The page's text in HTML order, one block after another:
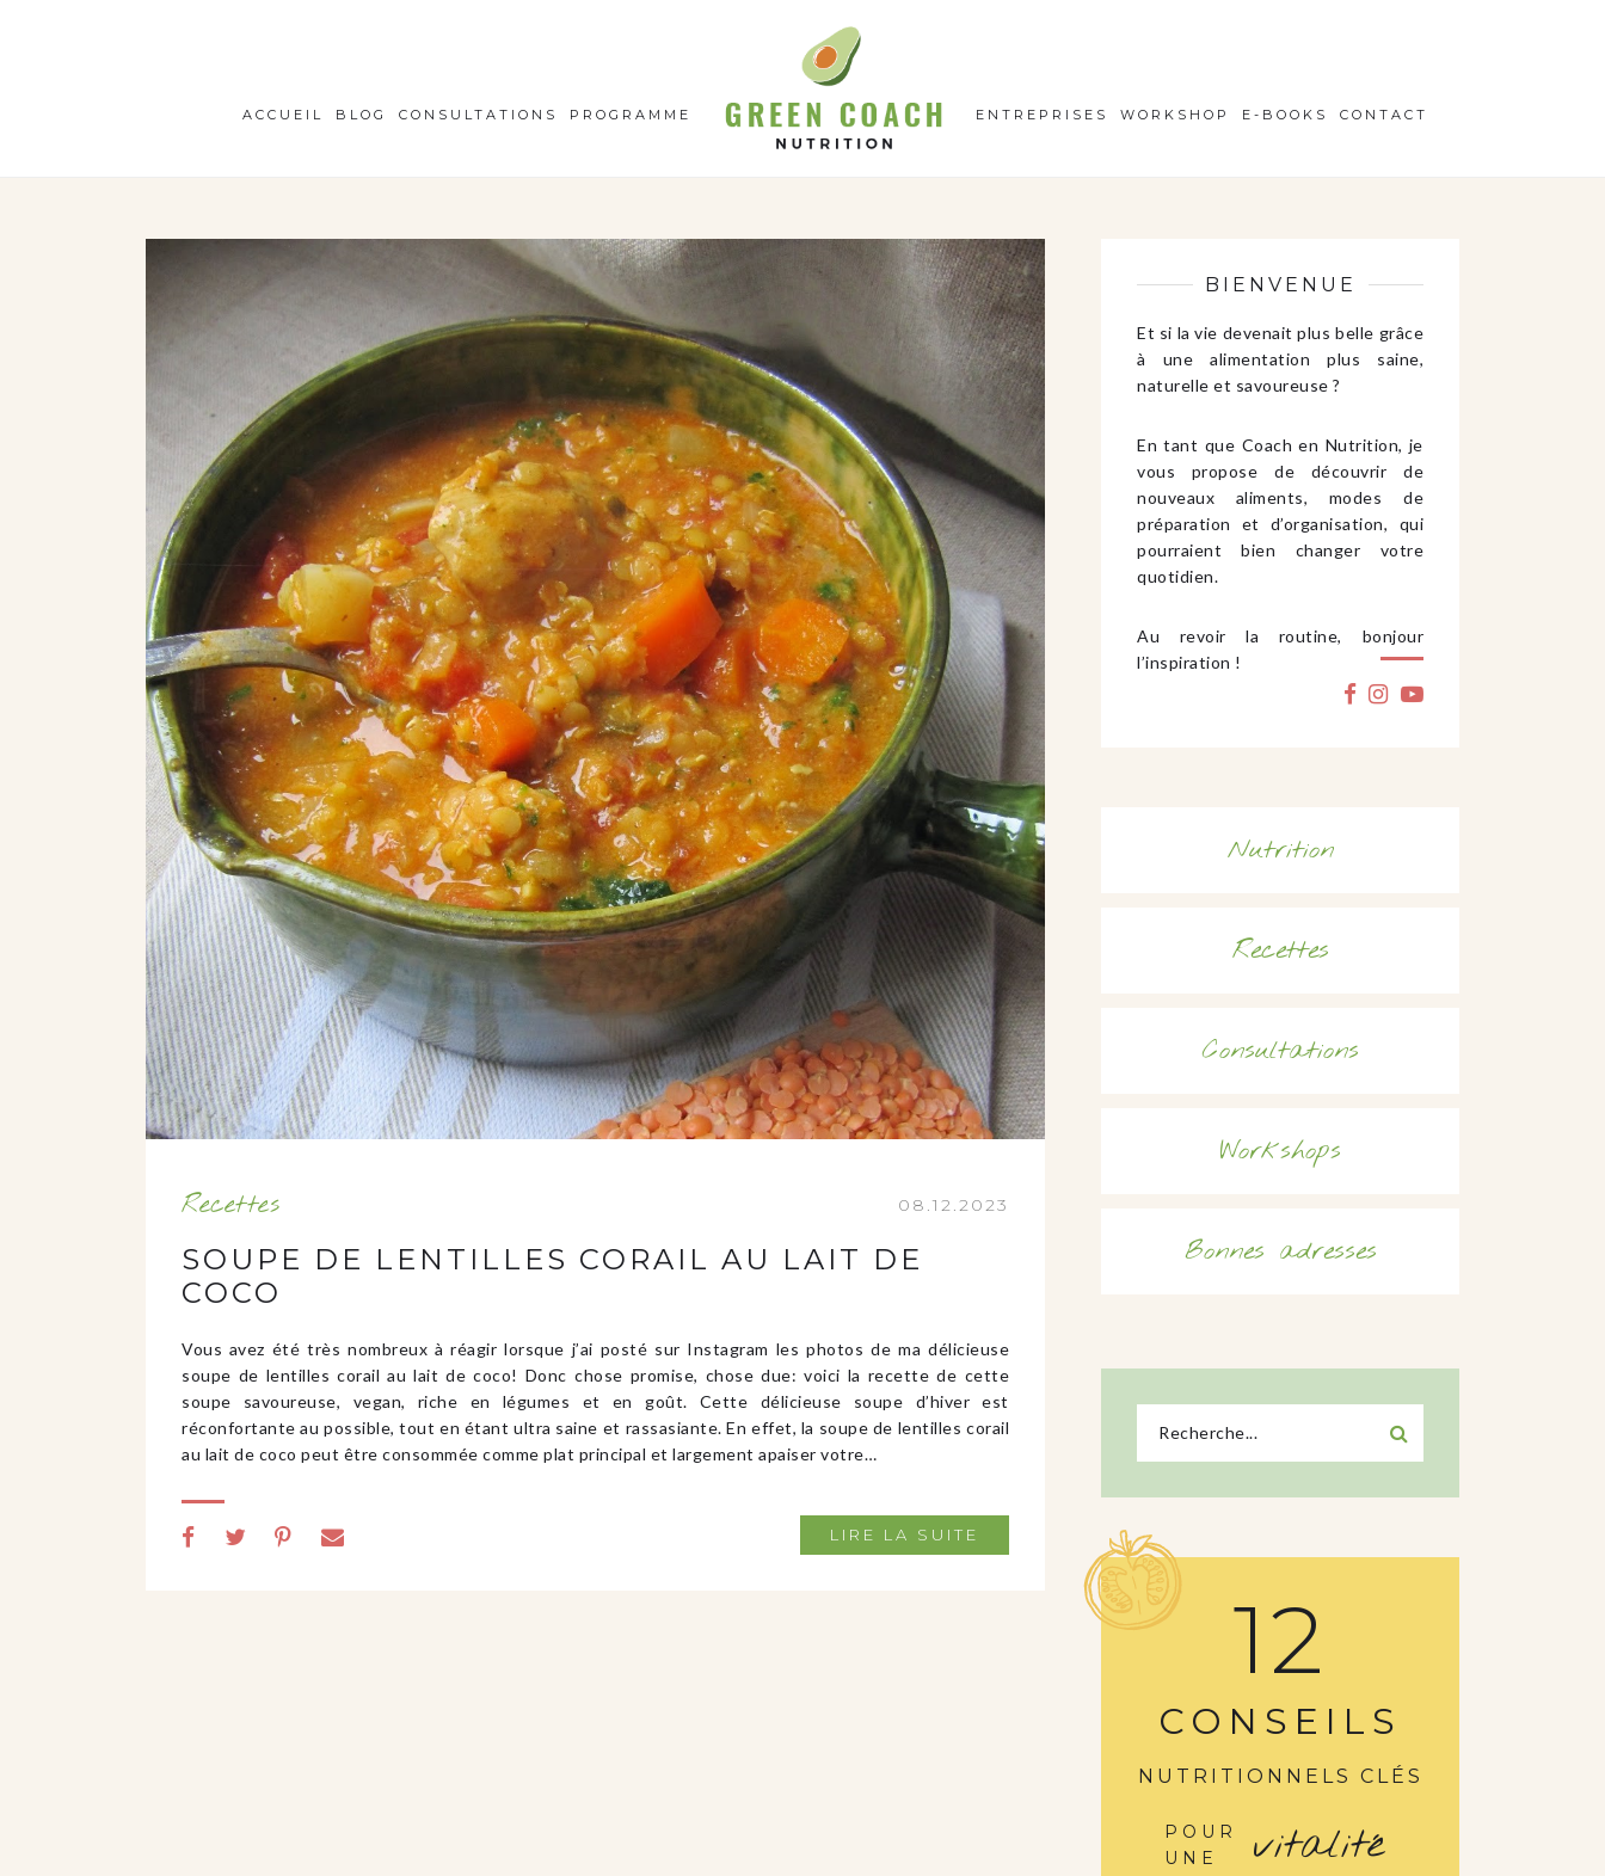
ACCUEIL BLOG CONSULTATIONS PROGRAMME
GCN
ENTREPRISES WORKSHOP E-BOOKS CONTACT
Recettes 08.12.2023
SOUPE DE LENTILLES CORAIL AU LAIT DE
COCO
Vous avez été très nombreux à réagir lorsque j’ai posté sur Instagram les photos de ma délicieuse
soupe de lentilles corail au lait de coco! Donc chose promise, chose due: voici la recette de cette
soupe savoureuse, vegan, riche en légumes et en goût. Cette délicieuse soupe d’hiver est
réconfortante au possible, tout en étant ultra saine et rassasiante. En effet, la soupe de lentilles corail
au lait de coco peut être consommée comme plat principal et largement apaiser votre…
LIRE LA SUITE
BIENVENUE
Et si la vie devenait plus belle grâce
à une alimentation plus saine,
naturelle et savoureuse ?
En tant que Coach en Nutrition, je
vous propose de découvrir de
nouveaux aliments, modes de
préparation et d’organisation, qui
pourraient bien changer votre
quotidien.
Au revoir la routine, bonjour
l’inspiration !
Nutrition
Recettes
Consultations
Workshops
Bonnes adresses
12
CONSEILS
NUTRITIONNELS CLÉS
POUR
UNE
vitalité